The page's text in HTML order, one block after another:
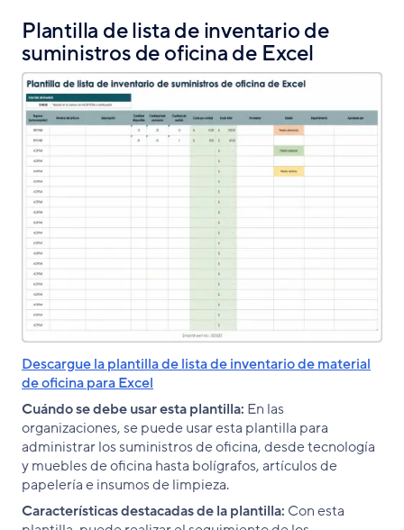
Plantilla de lista de inventario de
suministros de oficina de Excel
Descargue la plantilla de lista de inventario de material
de oficina para Excel
Cuándo se debe usar esta plantilla: En las
organizaciones, se puede usar esta plantilla para
administrar los suministros de oficina, desde tecnología
y muebles de oficina hasta bolígrafos, artículos de
papelería e insumos de limpieza.
Características destacadas de la plantilla: Con esta